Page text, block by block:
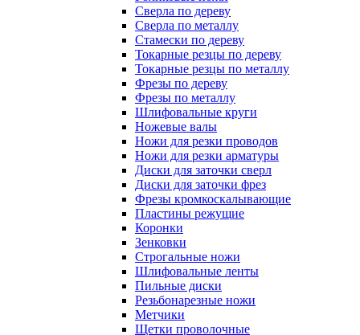
Сверла по дереву
Сверла по металлу
Стамески по дереву
Токарные резцы по дереву
Токарные резцы по металлу
Фрезы по дереву
Фрезы по металлу
Шлифовальные круги
Ножевые валы
Ножи для резки проводов
Ножи для резки арматуры
Диски для заточки сверл
Диски для заточки фрез
Фрезы кромкоскалывающие
Пластины режущие
Коронки
Зенковки
Строгальные ножи
Шлифовальные ленты
Пильные диски
Резьбонарезные ножи
Метчики
Щетки проволочные